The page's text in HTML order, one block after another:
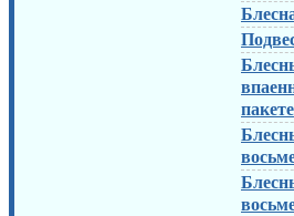
пакете